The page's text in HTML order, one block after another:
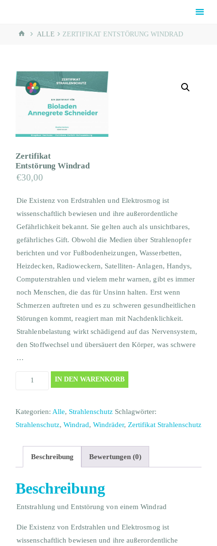
contentSchaumburg
HOME
ALLE ZERTIFIKAT ENTSTÖRUNG WINDRAD
Zertifikat
Entstörung Windrad
€30,00
Die Existenz von Erdstrahlen und Elektrosmog ist
wissenschaftlich bewiesen und ihre außerordentliche
Gefährlichkeit bekannt. Sie gelten auch als unsichtbares,
gefährliches Gift. Obwohl die Medien über Strahlenopfer
berichten und vor Fußbodenheizungen, Wasserbetten,
Heizdecken, Radioweckern, Satelliten- Anlagen, Handys,
Computerstrahlen und vielem mehr warnen, gibt es immer
noch Menschen, die das für Unsinn halten. Erst wenn
Schmerzen auftreten und es zu schweren gesundheitlichen
Störungen kommt, reagiert man mit Nachdenklichkeit.
Strahlenbelastung wirkt schädigend auf das Nervensystem,
den Stoffwechsel und übersäuert den Körper, was schwere
…
Zertifikat
Menge
IN DEN WARENKORB
Kategorien: Alle, Strahlenschutz Schlagwörter:
Strahlenschutz, Windrad, Windräder, Zertifikat Strahlenschutz
Beschreibung Bewertungen (0)
Beschreibung
Entstrahlung und Entstörung von einem Windrad
Die Existenz von Erdstrahlen und Elektrosmog ist
wissenschaftlich bewiesen und ihre außerordentliche